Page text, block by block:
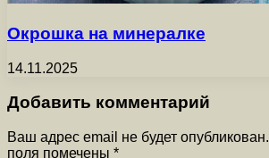
Окрошка на минералке
14.11.2025
Добавить комментарий
Ваш адрес email не будет опубликован.
поля помечены *